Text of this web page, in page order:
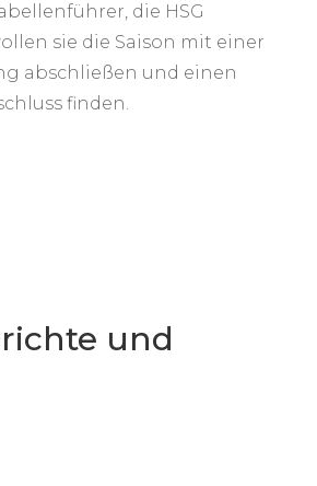
die HSG
sie die Saison mit einer
abschließen und einen
finden.
und